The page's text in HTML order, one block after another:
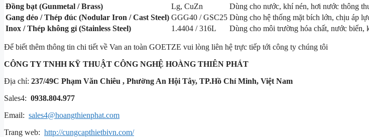
Đồng bạt (Gunmetal / Brass)
Lg, CuZn
Dùng cho nước, khí nén, hơi nước thông
Gang dẻo / Thép đúc (Nodular Iron / Cast Steel) GGG40 / GSC25 Dùng cho hệ thống mặt bích lớn, chịu áp
Inox / Thép không gỉ (Stainless Steel)
1.4404 / 316L Dùng cho môi trường hóa chất, nước biển,
Để biết thêm thông tin chi tiết về Van an toàn GOETZE vui lòng liên hệ trực tiếp tới công ty chúng tôi
CÔNG TY TNHH KỸ THUẬT CÔNG NGHỆ HOÀNG THIÊN PHÁT
Địa chỉ: 237/49C Phạm Văn Chiêu , Phường An Hội Tây, TP.Hồ Chí Minh, Việt Nam
Sales4: 0938.804.977
Email: sales4@hoangthienphat.com
Trang web: http://cungcapthietbivn.com/